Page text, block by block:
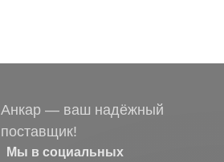
Анкар — ваш надёжный
поставщик!
Мы в социальных